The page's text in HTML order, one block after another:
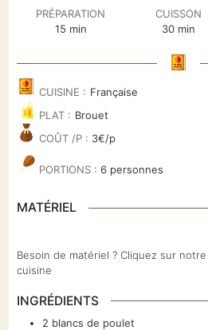
PRÉPARATION
15minutes
min
CUISSON
30minutes
min
CUISINE : Française
PLAT : Brouet
COÛT /P : 3€/p
PORTIONS :6 personnes
MATÉRIEL
Besoin de matériel ? Cliquez sur notre sélection d'ustensiles de
cuisine
INGRÉDIENTS
2 blancs de poulet